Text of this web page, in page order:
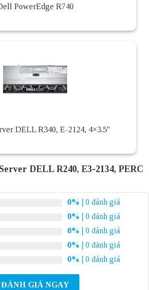
PowerEdge R740
DELL R340, E-2124, 4×3.5″
DELL R240, E3-2134, PERC
0%
| 0 đánh giá
0%
| 0 đánh giá
0%
| 0 đánh giá
0%
| 0 đánh giá
0% | 0 đánh giá
ĐÁNH GIÁ NGAY